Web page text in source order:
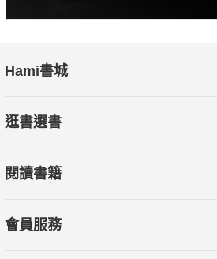
◎ 面對外遇，是否該選擇原諒或是放手？
◎ 如何在被背叛後重建自尊和自信？
◎ 外遇後的關係還有挽救的機會嗎？
Hami書城
逛書選書
閱讀書籍
會員服務